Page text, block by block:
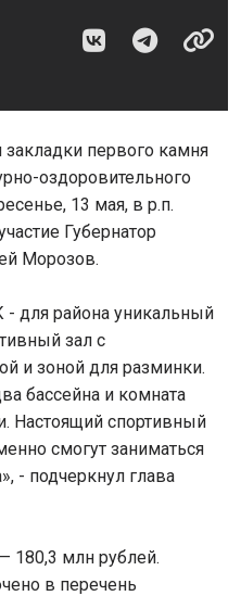
первого камня
оздоровительного
13 мая, в р.п.
Губернатор
Морозов.
для района уникальный
зал с
и зоной для разминки.
бассейна и комната
Настоящий спортивный
смогут заниматься
- подчеркнул глава
180,3 млн рублей.
в перечень